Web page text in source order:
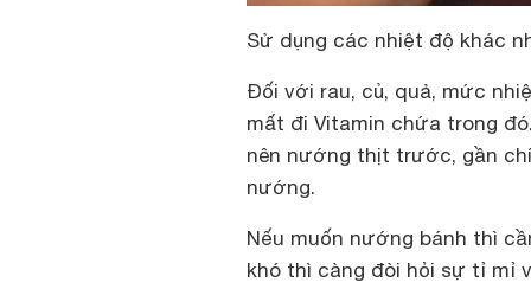
Sử dụng các nhiệt độ khác
Đối với rau, củ, quả, mức
mất đi Vitamin chứa trong
nên nướng thịt trước, gần
nướng.
Nếu muốn nướng bánh thì
khó thì càng đòi hỏi sự tỉ mỉ